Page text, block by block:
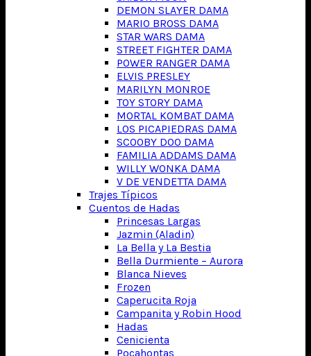
DEMON SLAYER DAMA
MARIO BROSS DAMA
STAR WARS DAMA
STREET FIGHTER DAMA
POWER RANGER DAMA
ELVIS PRESLEY
MARILYN MONROE
TOY STORY DAMA
MORTAL KOMBAT DAMA
LOS PICAPIEDRAS DAMA
SCOOBY DOO DAMA
FAMILIA ADDAMS DAMA
WILLY WONKA DAMA
V DE VENDETTA DAMA
Trajes Típicos
Cuentos de Hadas
Princesas Largas
Jazmin (Aladin)
La Bella y La Bestia
Bella Durmiente – Aurora
Blanca Nieves
Frozen
Caperucita Roja
Campanita y Robin Hood
Hadas
Cenicienta
Pocahontas